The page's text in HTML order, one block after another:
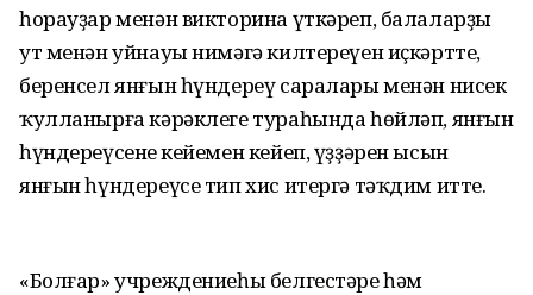
һорауҙар менән викторина үткәреп, балаларҙың
ут менән уйнауы нимәгә килтереүен иҫкәртте,
беренсел янғын һүндереү саралары менән нисек
ҡулланырға кәрәклеге тураһында һөйләп, янғын
һүндереүсенең кейемен кейеп, үҙҙәрен ысын
янғын һүндереүсе тип хис итергә тәҡдим итте.
«Болғар» учреждениеһы белгестәре һәм